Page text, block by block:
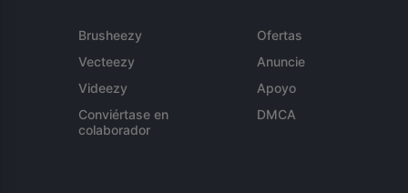
Brusheezy
Vecteezy
Videezy
Conviértase en
colaborador
Ofertas
Anuncie
Apoyo
DMCA